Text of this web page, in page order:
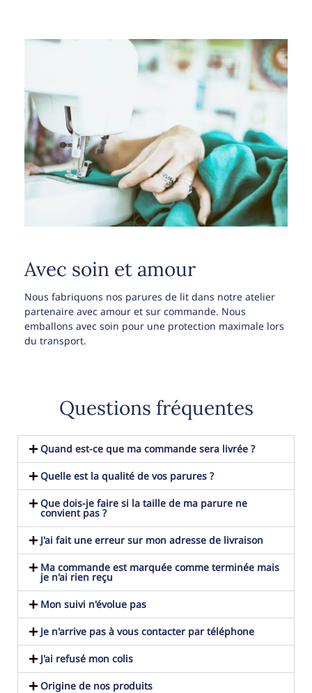
Avec soin et amour
Nous fabriquons nos parures de lit dans notre atelier
partenaire avec amour et sur commande. Nous
emballons avec soin pour une protection maximale lors
du transport.
Questions fréquentes
Quand est-ce que ma commande sera livrée ?
Quelle est la qualité de vos parures ?
Que dois-je faire si la taille de ma parure ne
convient pas ?
J'ai fait une erreur sur mon adresse de livraison
Ma commande est marquée comme terminée mais
je n'ai rien reçu
Mon suivi n'évolue pas
Je n'arrive pas à vous contacter par téléphone
J'ai refusé mon colis
Origine de nos produits